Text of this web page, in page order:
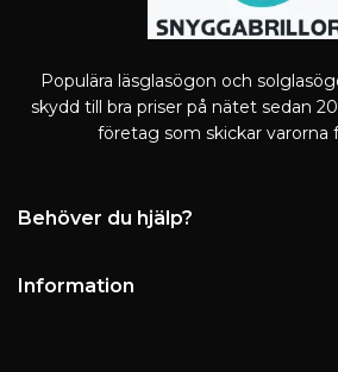
Populära läsglasögon och
skydd till bra priser på nätet sedan
företag som skickar varorna
Behöver du hjälp?
Information